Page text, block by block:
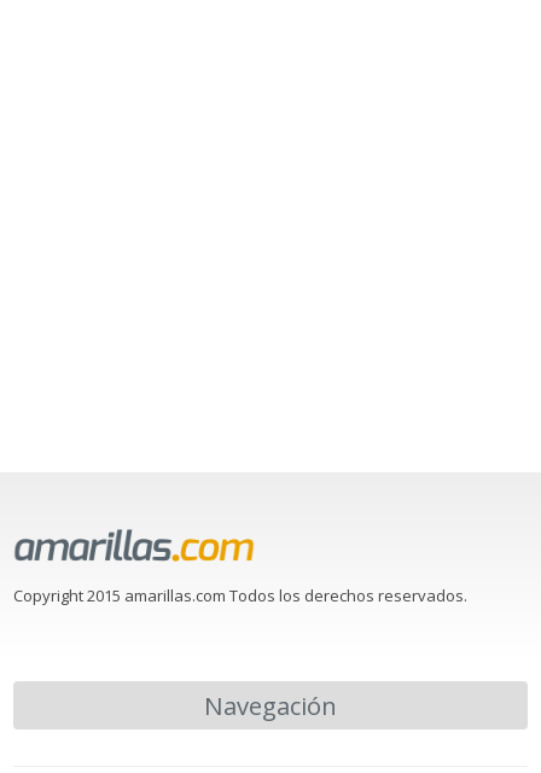
Copyright 2015 amarillas.com Todos los derechos reservados.
Navegación